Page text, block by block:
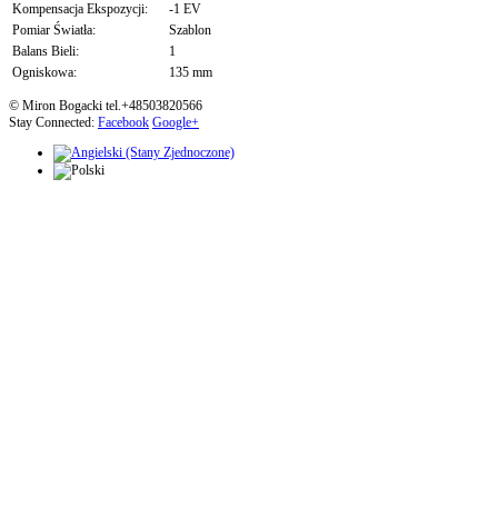
Kompensacja Ekspozycji:
-1 EV
Pomiar Światła:
Szablon
Balans Bieli:
1
Ogniskowa:
135 mm
© Miron Bogacki tel.+48503820566
Stay Connected: Facebook Google+